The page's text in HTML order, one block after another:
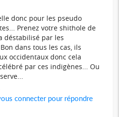
donc pour les pseudo
Prenez votre shithole de
déstabilisé par les
dans tous les cas, ils
occidentaux donc cela
par ces indigènes... Ou
connecter pour répondre